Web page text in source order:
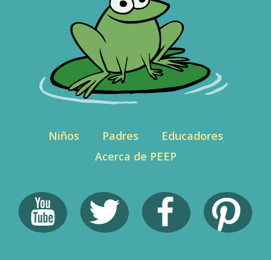
Niños Padres
Educadores
Acerca de PEEP